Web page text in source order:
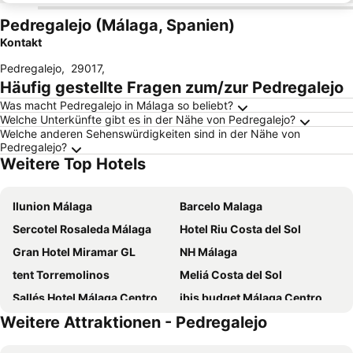
Pedregalejo (Málaga, Spanien)
Kontakt
Pedregalejo, 29017,
Häufig gestellte Fragen zum/zur Pedregalejo
Was macht Pedregalejo in Málaga so beliebt?
Welche Unterkünfte gibt es in der Nähe von Pedregalejo?
Welche anderen Sehenswürdigkeiten sind in der Nähe von
Pedregalejo?
Weitere Top Hotels
Ilunion Málaga
Barcelo Malaga
Sercotel Rosaleda Málaga
Hotel Riu Costa del Sol
Gran Hotel Miramar GL
NH Málaga
tent Torremolinos
Meliá Costa del Sol
Sallés Hotel Málaga Centro
ibis budget Málaga Centro
Hotel Ritual Torremolinos
Casual del Mar Málaga
Weitere Attraktionen - Pedregalejo